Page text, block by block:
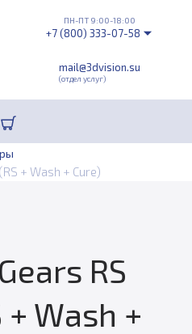
mail@3dvision.su
(отдел услуг)
ПН-ПТ 9:00-18:00
+7 (800) 333-07-58
+ Wash + Cure)
RS
+ Wash +